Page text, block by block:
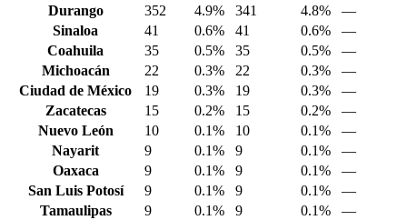
Durango
352 4.9% 341 4.8%
—
Sinaloa
41 0.6% 41 0.6%
—
Coahuila
35 0.5% 35 0.5%
—
Michoacán
22 0.3% 22 0.3%
—
Ciudad de México
19 0.3% 19 0.3%
—
Zacatecas
15 0.2% 15 0.2%
—
Nuevo León
10 0.1% 10 0.1%
—
Nayarit
9 0.1% 9 0.1%
—
Oaxaca
9 0.1% 9 0.1%
—
San Luis Potosí
9 0.1% 9 0.1%
—
Tamaulipas
9 0.1% 9 0.1%
—